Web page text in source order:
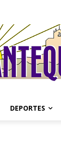
DEPORTES